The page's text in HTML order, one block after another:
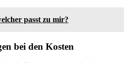
passt zu mir?
bei den Kosten